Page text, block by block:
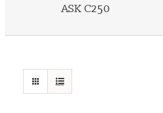
ASK C250